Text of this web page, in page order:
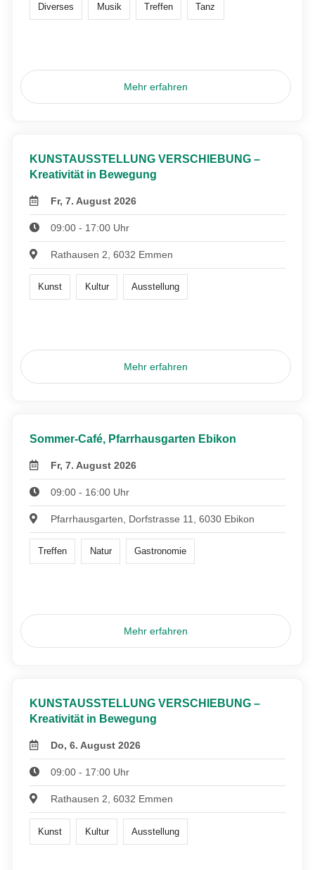
Diverses Musik Treffen Tanz
Mehr erfahren
KUNSTAUSSTELLUNG VERSCHIEBUNG –
Kreativität in Bewegung
Fr, 7. August 2026
09:00 - 17:00 Uhr
Rathausen 2, 6032 Emmen
Kunst Kultur Ausstellung
Mehr erfahren
Sommer-Café, Pfarrhausgarten Ebikon
Fr, 7. August 2026
09:00 - 16:00 Uhr
Pfarrhausgarten, Dorfstrasse 11, 6030 Ebikon
Treffen Natur Gastronomie
Mehr erfahren
KUNSTAUSSTELLUNG VERSCHIEBUNG –
Kreativität in Bewegung
Do, 6. August 2026
09:00 - 17:00 Uhr
Rathausen 2, 6032 Emmen
Kunst Kultur Ausstellung